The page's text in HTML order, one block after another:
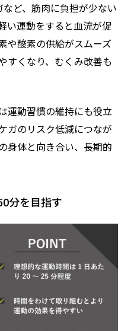
ど、筋肉に負担が少ない
い運動をすると血流が促
や酸素の供給がスムーズ
すくなり、むくみ改善も
運動習慣の維持にも役立
ガのリスク低減につなが
身体と向き合い、長期的
分を目指す